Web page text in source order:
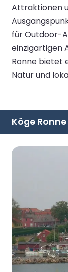
Attraktionen
für Outdoor-
einzigartigen
Ronne bietet
Natur und
Köge